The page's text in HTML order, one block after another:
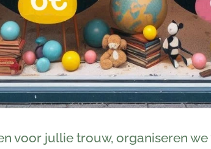
voor jullie trouw, organiseren